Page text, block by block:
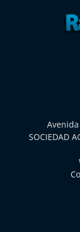
SOCIEDAD